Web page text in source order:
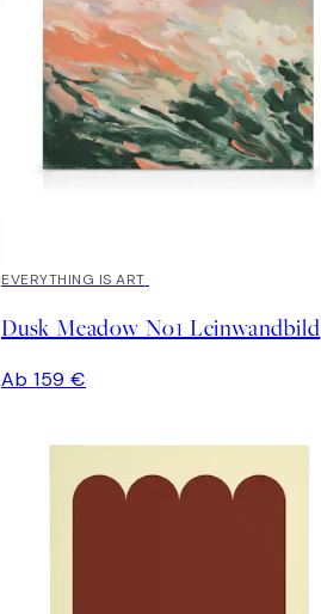
EVERYTHING IS ART
Dusk Meadow No1 Leinwandbild
Ab 159 €